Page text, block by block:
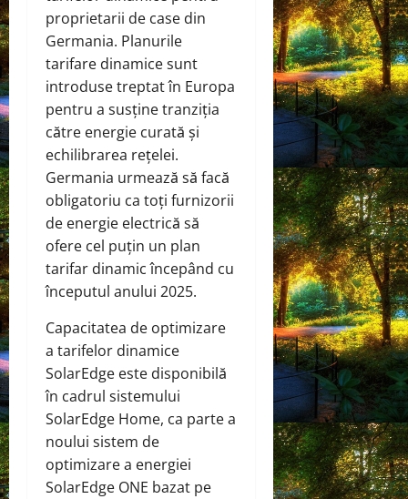
proprietarii de case din
Germania. Planurile
tarifare dinamice sunt
introduse treptat în Europa
pentru a susține tranziția
către energie curată și
echilibrarea rețelei.
Germania urmează să facă
obligatoriu ca toți furnizorii
de energie electrică să
ofere cel puțin un plan
tarifar dinamic începând cu
începutul anului 2025.
Capacitatea de optimizare
a tarifelor dinamice
SolarEdge este disponibilă
în cadrul sistemului
SolarEdge Home, ca parte a
noului sistem de
optimizare a energiei
SolarEdge ONE bazat pe